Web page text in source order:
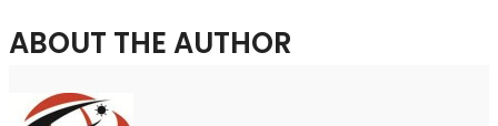
ABOUT THE AUTHOR